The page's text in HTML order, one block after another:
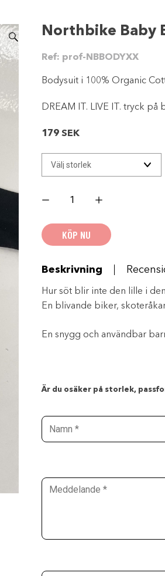
Northbike Baby
Ref: prof-NBBODYXX
Bodysuit i 100% Organic
DREAM IT. LIVE IT. tryck
179 SEK
Baby
barnbody
mängd
KÖP NU
Beskrivning
Hur söt blir inte den lille i
En blivande biker,
En snygg och användbar
Är du osäker på storlek,